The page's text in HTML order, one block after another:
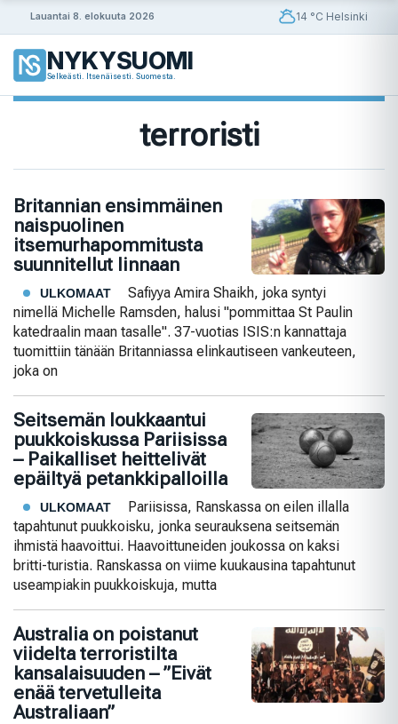
Lauantai 8. elokuuta 2026 14 °C Helsinki
NYKYSUOMI
Selkeästi. Itsenäisesti. Suomesta.
terroristi
Britannian ensimmäinen
naispuolinen
itsemurhapommitusta
suunnitellut linnaan
ULKOMAAT
Safiyya Amira Shaikh, joka syntyi
nimellä Michelle Ramsden, halusi "pommittaa St Paulin
katedraalin maan tasalle". 37-vuotias ISIS:n kannattaja
tuomittiin tänään Britanniassa elinkautiseen vankeuteen,
joka on
Seitsemän loukkaantui
puukkoiskussa Pariisissa
– Paikalliset heittelivät
epäiltyä petankkipalloilla
ULKOMAAT
Pariisissa, Ranskassa on eilen illalla
tapahtunut puukkoisku, jonka seurauksena seitsemän
ihmistä haavoittui. Haavoittuneiden joukossa on kaksi
britti-turistia. Ranskassa on viime kuukausina tapahtunut
useampiakin puukkoiskuja, mutta
Australia on poistanut
viidelta terroristilta
kansalaisuuden – ”Eivät
enää tervetulleita
Australiaan”